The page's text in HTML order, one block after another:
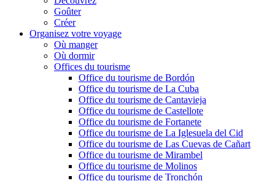
Goûter
Créer
Organisez votre voyage
Où manger
Où dormir
Offices du tourisme
Office du tourisme de Bordón
Office du tourisme de La Cuba
Office du tourisme de Cantavieja
Office du tourisme de Castellote
Office du tourisme de Fortanete
Office du tourisme de La Iglesuela del Cid
Office du tourisme de Las Cuevas de Cañart
Office du tourisme de Mirambel
Office du tourisme de Molinos
Office du tourisme de Tronchón